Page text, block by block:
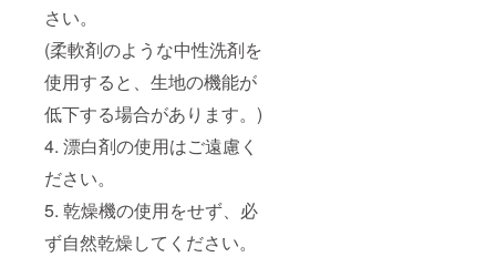
さい。
(柔軟剤のような中性洗剤を
使用すると、生地の機能が
低下する場合があります。)
4. 漂白剤の使用はご遠慮く
ださい。
5. 乾燥機の使用をせず、必
ず自然乾燥してください。